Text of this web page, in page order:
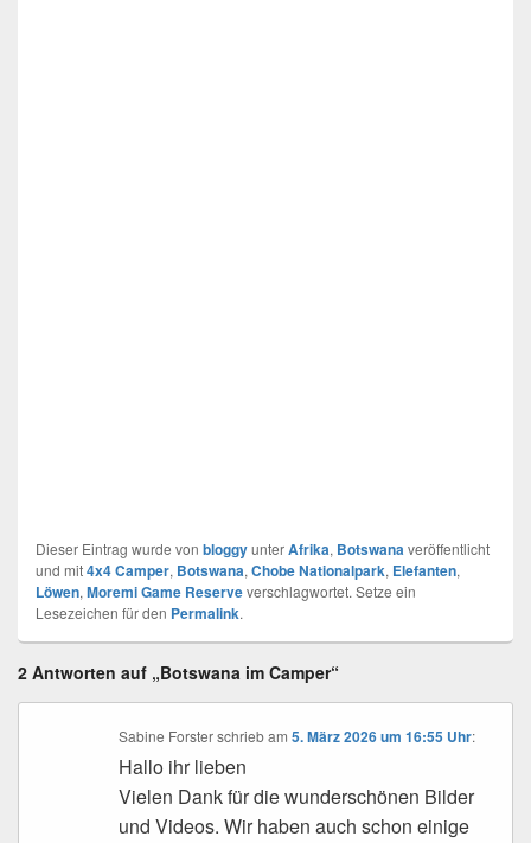
Dieser Eintrag wurde von bloggyunterAfrika, Botswanaveröffentlicht
und mit4x4 Camper, Botswana, Chobe Nationalpark, Elefanten,
Löwen, Moremi Game Reserveverschlagwortet. Setze ein
Lesezeichen für den Permalink.
2 Antworten auf „Botswana im Camper“
Sabine Forster schriebam5. März 2026 um 16:55 Uhr:
Hallo ihr lieben
Vielen Dank für die wunderschönen Bilder
und Videos. Wir haben auch schon einige